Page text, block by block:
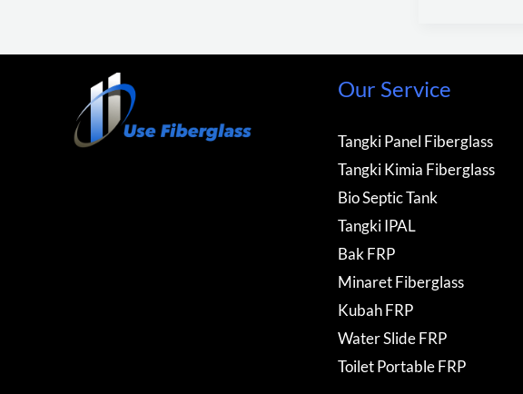
Our Service
Tangki Panel Fiberglass
Tangki Kimia Fiberglass
Bio Septic Tank
Tangki IPAL
Bak FRP
Minaret Fiberglass
Kubah FRP
Water Slide FRP
Toilet Portable FRP